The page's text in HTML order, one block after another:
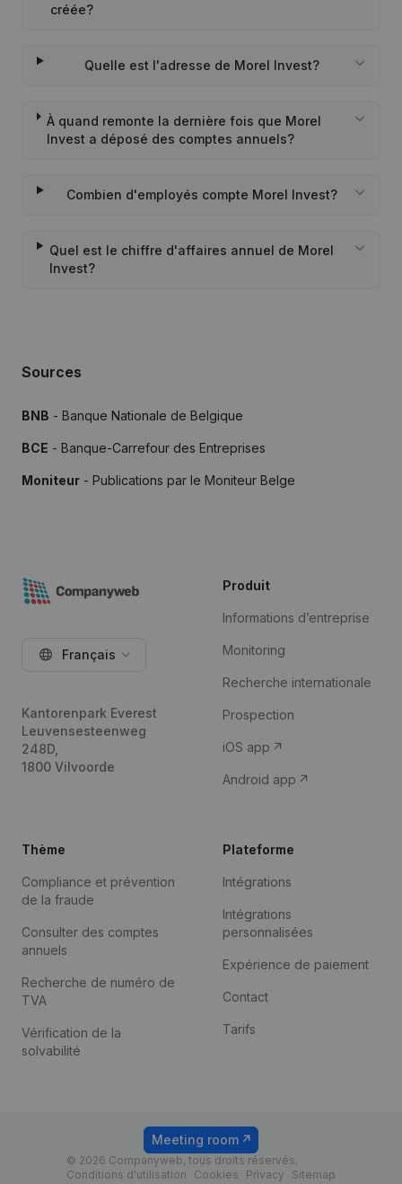
créée?
Quelle est l'adresse de Morel Invest?
À quand remonte la dernière fois que Morel
Invest a déposé des comptes annuels?
Combien d'employés compte Morel Invest?
Quel est le chiffre d'affaires annuel de Morel
Invest?
Sources
BNB - Banque Nationale de Belgique
BCE - Banque-Carrefour des Entreprises
Moniteur - Publications par le Moniteur Belge
Français
Kantorenpark Everest
Leuvensesteenweg
248D,
1800 Vilvoorde
Produit
Informations d’entreprise
Monitoring
Recherche internationale
Prospection
iOS app
Android app
Thème
Compliance et prévention
de la fraude
Consulter des comptes
annuels
Recherche de numéro de
TVA
Vérification de la
solvabilité
Plateforme
Intégrations
Intégrations
personnalisées
Expérience de paiement
Contact
Tarifs
© 2026 Companyweb, tous droits réservés.
Conditions d'utilisation
Cookies Privacy Sitemap
Meeting room